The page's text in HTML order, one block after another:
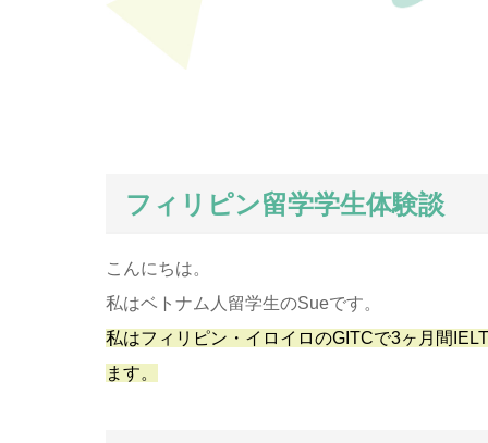
フィリピン留学学生体験談
こんにちは。
私はベトナム人留学生のSueです。
私はフィリピン・イロイロのGITCで3ヶ月間
ます。